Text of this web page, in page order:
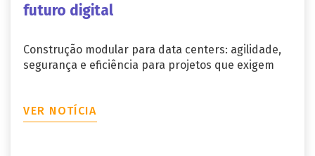
futuro digital
Construção modular para data centers: agilidade,
segurança e eficiência para projetos que exigem
VER NOTÍCIA